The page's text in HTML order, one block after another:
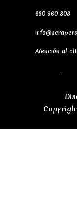
680 960 803
Atención al